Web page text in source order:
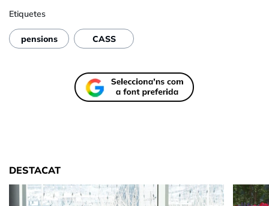
Etiquetes
pensions CASS
DESTACAT